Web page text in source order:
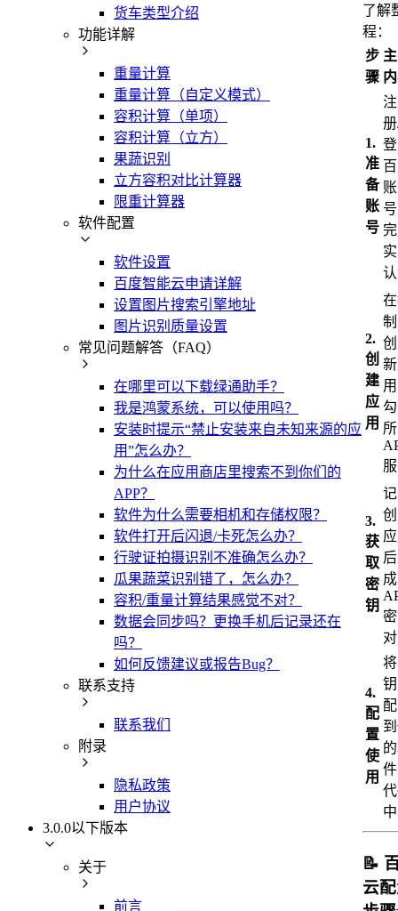
货车类型介绍
功能详解
重量计算
重量计算（自定义模式）
容积计算（单项）
容积计算（立方）
果蔬识别
立方容积对比计算器
限重计算器
软件配置
软件设置
百度智能云申请详解
设置图片搜索引擎地址
图片识别质量设置
常见问题解答（FAQ）
在哪里可以下载绿通助手？
我是鸿蒙系统，可以使用吗？
安装时提示“禁止安装来自未知来源的应
用”怎么办？
为什么在应用商店里搜索不到你们的
APP？
软件为什么需要相机和存储权限？
软件打开后闪退/卡死怎么办？
行驶证拍摄识别不准确怎么办？
瓜果蔬菜识别错了，怎么办？
容积/重量计算结果感觉不对？
数据会同步吗？更换手机后记录还在
吗？
如何反馈建议或报告Bug？
联系支持
联系我们
附录
隐私政策
用户协议
3.0.0以下版本
关于
前言
了解
程：
步
骤
1.
准
备
账
号
注
账
2.
创
建
应
用
3.
获
取
密
钥
对
4.
配
置
使
用
中
📝
云